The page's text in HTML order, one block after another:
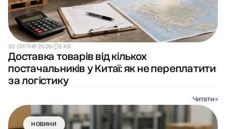
30 ЛИПНЯ 2026 5 ХВ
Доставка товарів від кількох
постачальників у Китаї: як не переплатити
за логістику
Читати
НОВИНИ